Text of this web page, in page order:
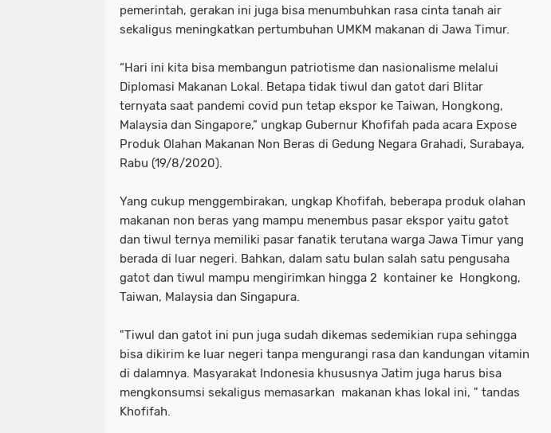
pemerintah, gerakan ini juga bisa menumbuhkan rasa cinta tanah air
sekaligus meningkatkan pertumbuhan UMKM makanan di Jawa Timur.
“Hari ini kita bisa membangun patriotisme dan nasionalisme melalui
Diplomasi Makanan Lokal. Betapa tidak tiwul dan gatot dari Blitar
ternyata saat pandemi covid pun tetap ekspor ke Taiwan, Hongkong,
Malaysia dan Singapore,” ungkap Gubernur Khofifah pada acara Expose
Produk Olahan Makanan Non Beras di Gedung Negara Grahadi, Surabaya,
Rabu (19/8/2020).
Yang cukup menggembirakan, ungkap Khofifah, beberapa produk olahan
makanan non beras yang mampu menembus pasar ekspor yaitu gatot
dan tiwul ternya memiliki pasar fanatik terutana warga Jawa Timur yang
berada di luar negeri. Bahkan, dalam satu bulan salah satu pengusaha
gatot dan tiwul mampu mengirimkan hingga 2 kontainer ke Hongkong,
Taiwan, Malaysia dan Singapura.
"Tiwul dan gatot ini pun juga sudah dikemas sedemikian rupa sehingga
bisa dikirim ke luar negeri tanpa mengurangi rasa dan kandungan vitamin
di dalamnya. Masyarakat Indonesia khususnya Jatim juga harus bisa
mengkonsumsi sekaligus memasarkan makanan khas lokal ini, " tandas
Khofifah.